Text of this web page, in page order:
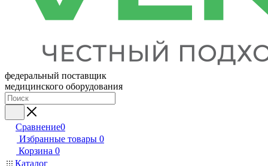
федеральный поставщик
медицинского оборудования
Сравнение0
Избранные товары 0
Корзина 0
Каталог